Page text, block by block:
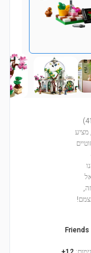
בואו לגלות את קסם הטבע עם הסט גן בוטני (41757)
לגיל 12 ומעלה, מציע
Friends